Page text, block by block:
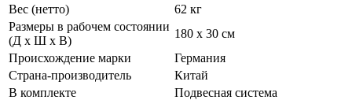
Вес (нетто)
62 кг
Размеры в рабочем состоянии
(Д х Ш х В)
180 х 30 см
Происхождение марки
Германия
Страна-производитель
Китай
В комплекте
Подвесная система